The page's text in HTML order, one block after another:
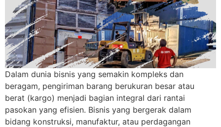
Dalam dunia bisnis yang semakin kompleks dan
beragam, pengiriman barang berukuran besar atau
berat (kargo) menjadi bagian integral dari rantai
pasokan yang efisien. Bisnis yang bergerak dalam
bidang konstruksi, manufaktur, atau perdagangan